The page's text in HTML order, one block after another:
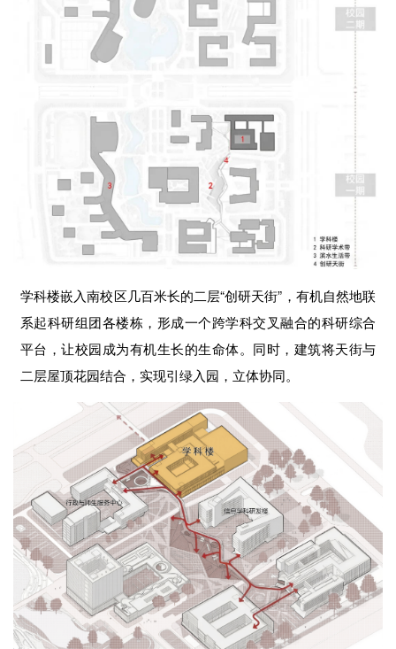
学科楼嵌入南校区几百米长的二层“创研天街”，有机自然地联
系起科研组团各楼栋，形成一个跨学科交叉融合的科研综合
平台，让校园成为有机生长的生命体。同时，建筑将天街与
二层屋顶花园结合，实现引绿入园，立体协同。